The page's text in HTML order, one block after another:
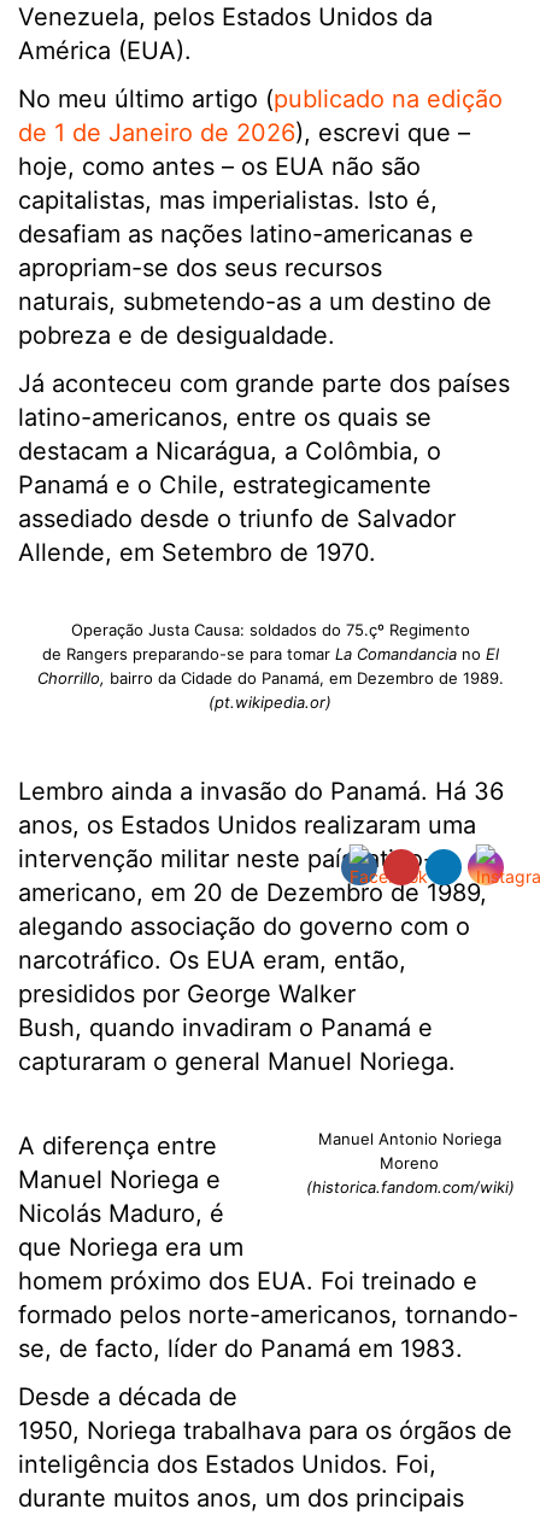
Venezuela, pelos Estados Unidos da
América (EUA).
No meu último artigo (publicado na edição
de 1 de Janeiro de 2026), escrevi que –
hoje, como antes – os EUA não são
capitalistas, mas imperialistas. Isto é,
desafiam as nações latino-americanas e
apropriam-se dos seus recursos
naturais, submetendo-as a um destino de
pobreza e de desigualdade.
Já aconteceu com grande parte dos países
latino-americanos, entre os quais se
destacam a Nicarágua, a Colômbia, o
Panamá e o Chile, estrategicamente
assediado desde o triunfo de Salvador
Allende, em Setembro de 1970.
Operação Justa Causa: soldados do 75.çº Regimento
de Rangers preparando-se para tomar La Comandanciano El
Chorrillo, bairro da Cidade do Panamá, em Dezembro de 1989.
(pt.wikipedia.or)
Lembro ainda a invasão do Panamá. Há 36
anos, os Estados Unidos realizaram uma
intervenção militar neste país latino-
americano, em 20 de Dezembro de 1989,
alegando associação do governo com o
narcotráfico. Os EUA eram, então,
presididos por George Walker
Bush, quando invadiram o Panamá e
capturaram o general Manuel Noriega.
Manuel Antonio Noriega
Moreno
(historica.fandom.com/wiki)
A diferença entre
Manuel Noriega e
Nicolás Maduro, é
que Noriega era um
homem próximo dos EUA. Foi treinado e
formado pelos norte-americanos, tornando-
se, de facto, líder do Panamá em 1983.
Desde a década de
1950, Noriega trabalhava para os órgãos de
inteligência dos Estados Unidos. Foi,
durante muitos anos, um dos principais